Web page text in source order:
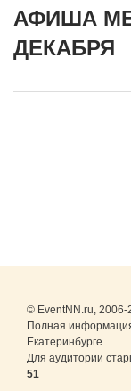
АФИША
ДЕКАБРЯ
© EventNN.ru, 2006-
Полная
Екатеринбурге.
Для аудитории
51